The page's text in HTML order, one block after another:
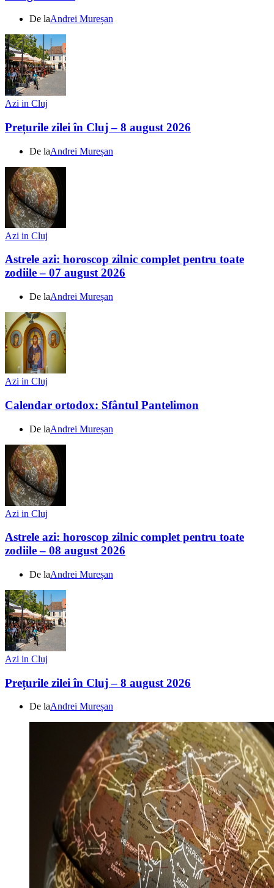
De laAndrei Mureșan
Azi in Cluj
Prețurile zilei în Cluj – 8 august 2026
De laAndrei Mureșan
Azi in Cluj
Astrele azi: horoscop zilnic complet pentru toate
zodiile – 07 august 2026
De laAndrei Mureșan
Azi in Cluj
Calendar ortodox: Sfântul Pantelimon
De laAndrei Mureșan
Azi in Cluj
Astrele azi: horoscop zilnic complet pentru toate
zodiile – 08 august 2026
De laAndrei Mureșan
Azi in Cluj
Prețurile zilei în Cluj – 8 august 2026
De laAndrei Mureșan